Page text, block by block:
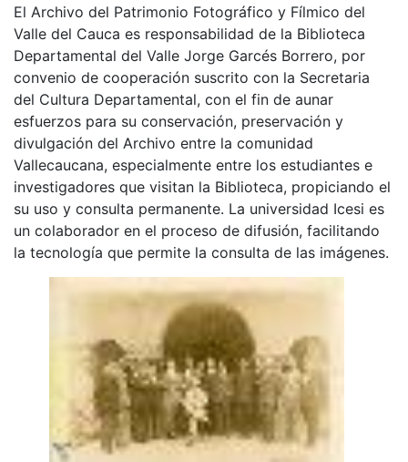
El Archivo del Patrimonio Fotográfico y Fílmico del
Valle del Cauca es responsabilidad de la Biblioteca
Departamental del Valle Jorge Garcés Borrero, por
convenio de cooperación suscrito con la Secretaria
del Cultura Departamental, con el fin de aunar
esfuerzos para su conservación, preservación y
divulgación del Archivo entre la comunidad
Vallecaucana, especialmente entre los estudiantes e
investigadores que visitan la Biblioteca, propiciando el
su uso y consulta permanente. La universidad Icesi es
un colaborador en el proceso de difusión, facilitando
la tecnología que permite la consulta de las imágenes.